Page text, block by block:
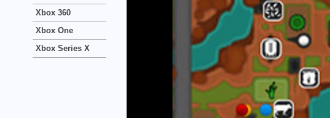
Xbox 360
Xbox One
Xbox Series X